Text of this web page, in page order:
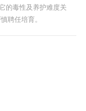
的毒性及养护难度关
聘任培育。